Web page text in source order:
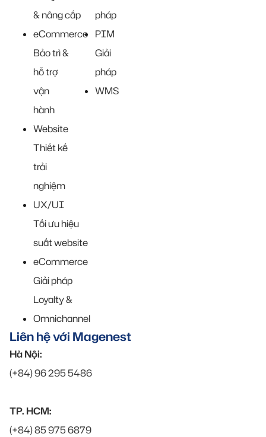
& nâng cấp
eCommerce
Bảo trì &
hỗ trợ
vận
hành
Website
Thiết kế
trải
nghiệm
UX/UI
Tối ưu hiệu
suất website
eCommerce
Giải pháp
Loyalty &
Omnichannel
pháp
PIM
Giải
pháp
WMS
Liên hệ với Magenest
Hà Nội:
(+84) 96 295 5486
TP. HCM:
(+84) 85 975 6879